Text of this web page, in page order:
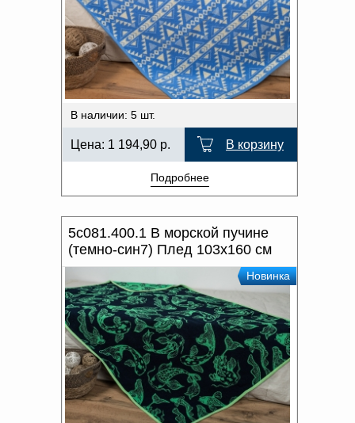
В наличии: 5 шт.
Цена: 1 194,90 р. В корзину
Подробнее
5с081.400.1 В морской пучине
(темно-син7) Плед 103х160 см
Новинка